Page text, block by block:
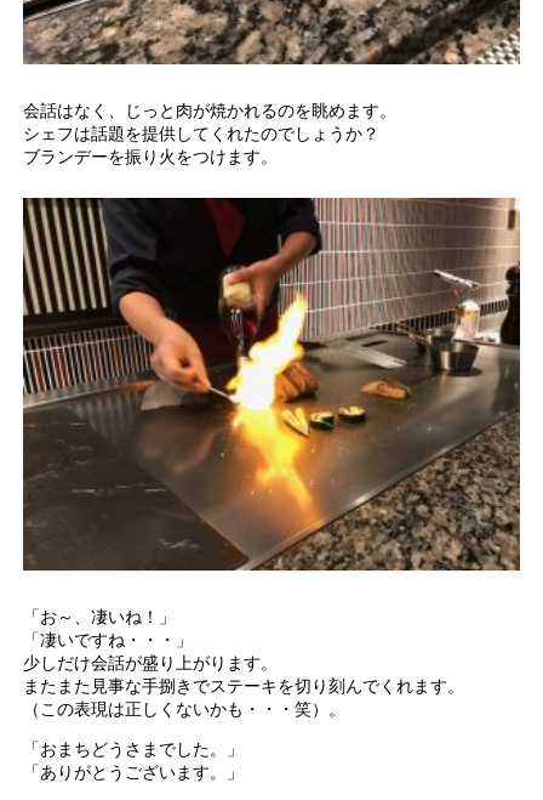
会話はなく、じっと肉が焼かれるのを眺めます。
シェフは話題を提供してくれたのでしょうか？
ブランデーを振り火をつけます。
「お～、凄いね！」
「凄いですね・・・」
少しだけ会話が盛り上がります。
またまた見事な手捌きでステーキを切り刻んでくれます。
（この表現は正しくないかも・・・笑）。
「おまちどうさまでした。」
「ありがとうございます。」